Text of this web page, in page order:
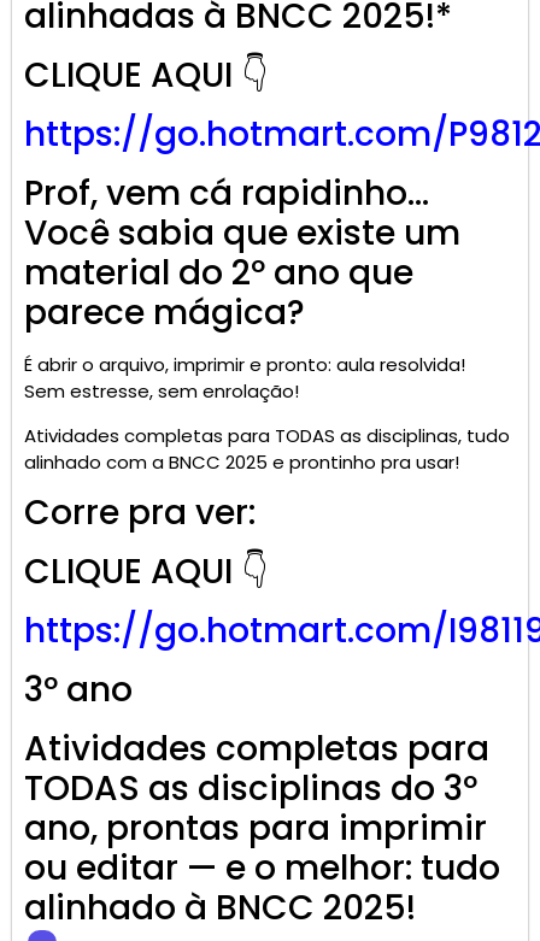
alinhadas à BNCC 2025!*
CLIQUE AQUI 👇
https://go.hotmart.com/
Prof, vem cá rapidinho…
Você sabia que existe um
material do 2º ano que
parece mágica?
É abrir o arquivo, imprimir e pronto: aula resolvida!
Sem estresse, sem enrolação!
Atividades completas para TODAS as disciplinas, tudo
alinhado com a BNCC 2025 e prontinho pra usar!
Corre pra ver:
CLIQUE AQUI 👇
https://go.hotmart.com/
3º ano
Atividades completas para
TODAS as disciplinas do 3º
ano, prontas para imprimir
ou editar — e o melhor: tudo
alinhado à BNCC 2025!